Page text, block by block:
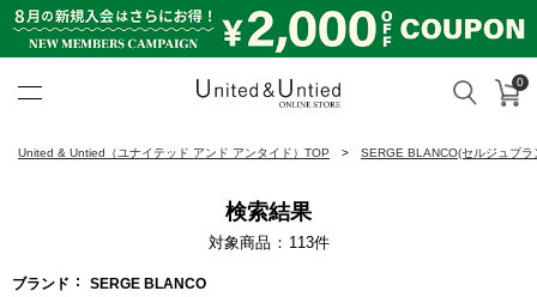
検索 カ
0
United & Untied（ユナイテッド アンド アンタイド）TOP SERGE BLANCO(セルジュブラ
検索結果
対象商品 113件
ブランド SERGE BLANCO